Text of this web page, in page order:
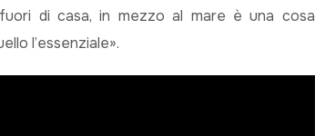
di casa, in mezzo al mare è una cosa
l’essenziale».